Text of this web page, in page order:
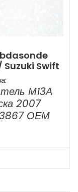
Swift
М13А
2007
3867 ОЕМ